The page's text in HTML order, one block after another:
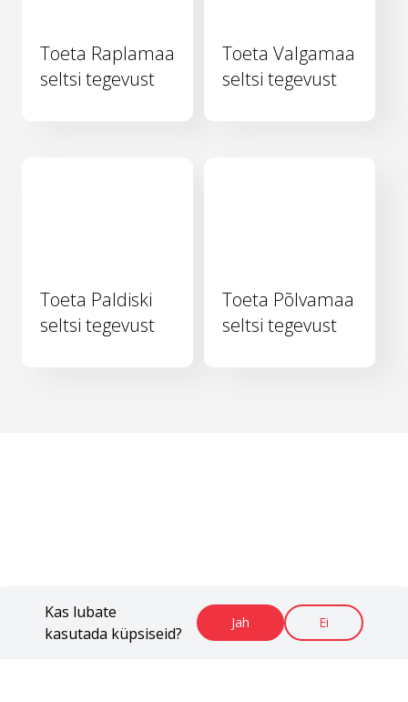
Kas lubate
kasutada küpsiseid?
Jah Ei
Toeta Raplamaa
seltsi tegevust
Toeta Valgamaa
seltsi tegevust
Toeta Paldiski
seltsi tegevust
Toeta Põlvamaa
seltsi tegevust